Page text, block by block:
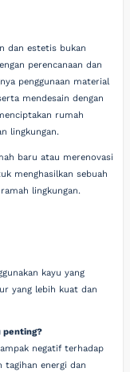
dan estetis bukan
perencanaan dan
penggunaan material
mendesain dengan
rumah
lingkungan.
baru atau merenovasi
menghasilkan sebuah
lingkungan.
kayu yang
yang lebih kuat dan
penting?
negatif terhadap
tagihan energi dan